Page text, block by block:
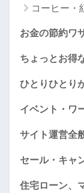
コーヒー・
お金の節約ワ
ちょっとお得
ひとりひとり
イベント・ワ
サイト運営全
セール・キャ
住宅ローン、